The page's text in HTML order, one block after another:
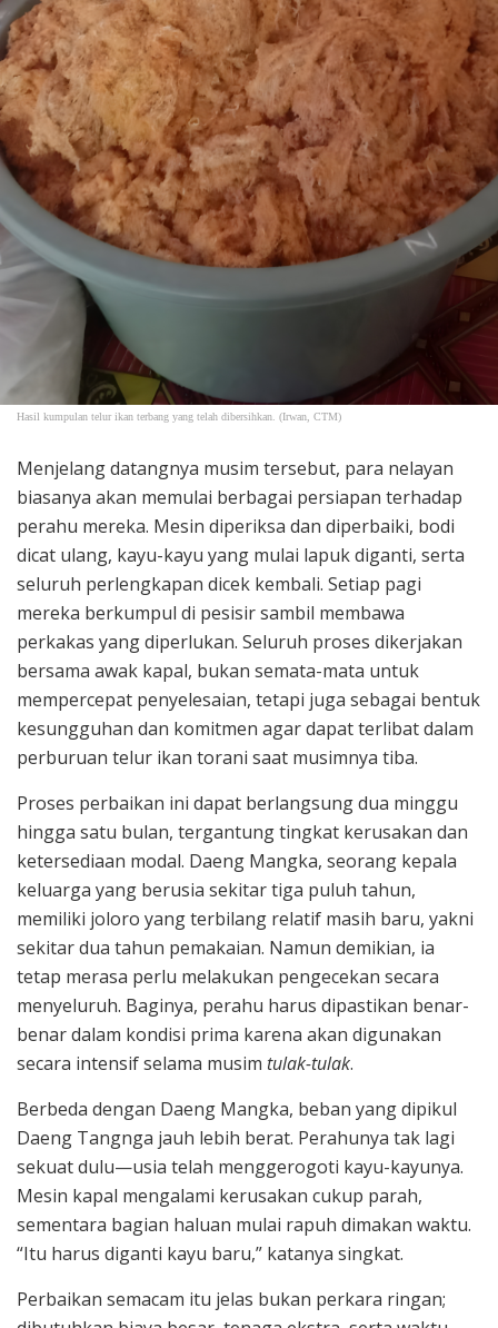
Hasil kumpulan telur ikan terbang yang telah dibersihkan. (Irwan, CTM)
Menjelang datangnya musim tersebut, para nelayan
biasanya akan memulai berbagai persiapan terhadap
perahu mereka. Mesin diperiksa dan diperbaiki, bodi
dicat ulang, kayu-kayu yang mulai lapuk diganti, serta
seluruh perlengkapan dicek kembali. Setiap pagi
mereka berkumpul di pesisir sambil membawa
perkakas yang diperlukan. Seluruh proses dikerjakan
bersama awak kapal, bukan semata-mata untuk
mempercepat penyelesaian, tetapi juga sebagai bentuk
kesungguhan dan komitmen agar dapat terlibat dalam
perburuan telur ikan torani saat musimnya tiba.
Proses perbaikan ini dapat berlangsung dua minggu
hingga satu bulan, tergantung tingkat kerusakan dan
ketersediaan modal. Daeng Mangka, seorang kepala
keluarga yang berusia sekitar tiga puluh tahun,
memiliki joloro yang terbilang relatif masih baru, yakni
sekitar dua tahun pemakaian. Namun demikian, ia
tetap merasa perlu melakukan pengecekan secara
menyeluruh. Baginya, perahu harus dipastikan benar-
benar dalam kondisi prima karena akan digunakan
secara intensif selama musim tulak-tulak.
Berbeda dengan Daeng Mangka, beban yang dipikul
Daeng Tangnga jauh lebih berat. Perahunya tak lagi
sekuat dulu—usia telah menggerogoti kayu-kayunya.
Mesin kapal mengalami kerusakan cukup parah,
sementara bagian haluan mulai rapuh dimakan waktu.
“Itu harus diganti kayu baru,” katanya singkat.
Perbaikan semacam itu jelas bukan perkara ringan;